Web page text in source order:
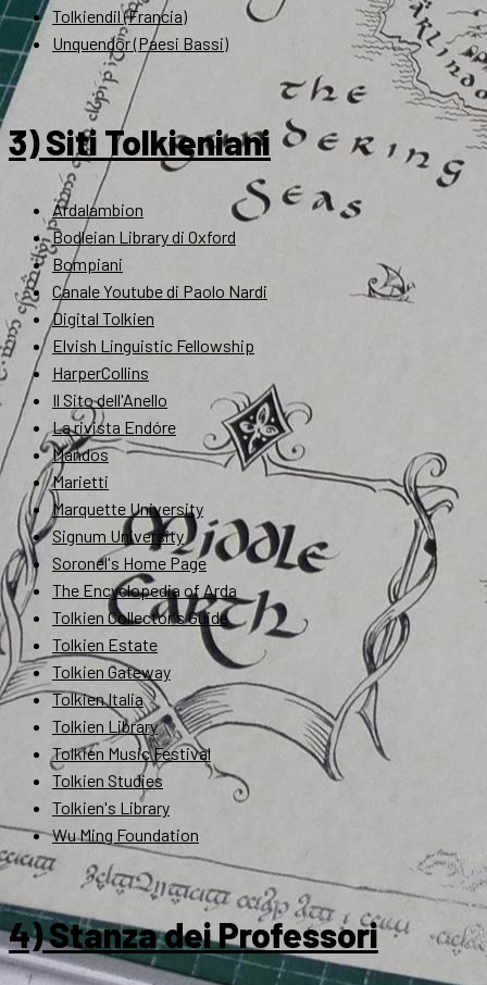
Tolkiendil (Francia)
Unquendor (Paesi Bassi)
3) Siti Tolkieniani
Ardalambion
Bodleian Library di Oxford
Bompiani
Canale Youtube di Paolo Nardi
Digital Tolkien
Elvish Linguistic Fellowship
HarperCollins
Il Sito dell'Anello
La rivista Endóre
Mandos
Marietti
Marquette University
Signum University
Soronel's Home Page
The Encyclopedia of Arda
Tolkien Collector's Guide
Tolkien Estate
Tolkien Gateway
Tolkien Italia
Tolkien Library
Tolkien Music Festival
Tolkien Studies
Tolkien's Library
Wu Ming Foundation
4) Stanza dei Professori